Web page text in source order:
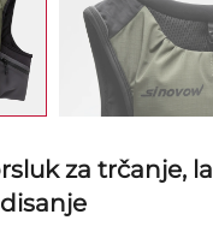
za trčanje,